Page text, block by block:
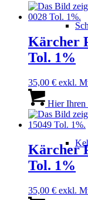
Kärcher
Tol. 1%
35,00 € exkl.
Hier Ihren
Kärcher
Tol. 1%
35,00 € exkl.